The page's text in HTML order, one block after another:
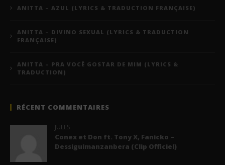
ANITTA – AZUL (LYRICS & TRADUCTION FRANÇAISE)
ANITTA – DIVINO SEXUAL (LYRICS & TRADUCTION
FRANÇAISE)
ANITTA – PRA VOCÊ GOSTAR DE MIM (LYRICS &
TRADUCTION)
RÉCENT COMMENTAIRES
JULES
Conex et Don ft. Tony X, Fanicko –
Dessiguimanzanbera (Clip Officiel)